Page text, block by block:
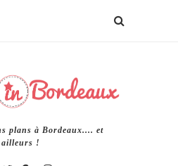
plans à Bordeaux.... et
ailleurs !